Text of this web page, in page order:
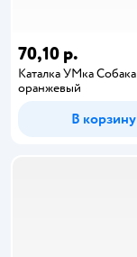
70,10 р.
Каталка УМка Собака
оранжевый
В корзину